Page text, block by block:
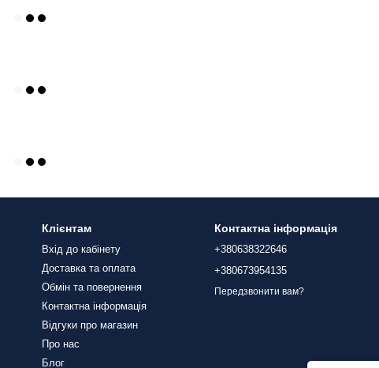
Клієнтам
Вхід до кабінету
Доставка та оплата
Обмін та повернення
Контактна інформація
Відгуки про магазин
Про нас
Блог
Контактна інформація
+380638322646
+380673954135
Передзвонити вам?